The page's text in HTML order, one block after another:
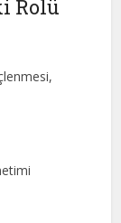
Rolü